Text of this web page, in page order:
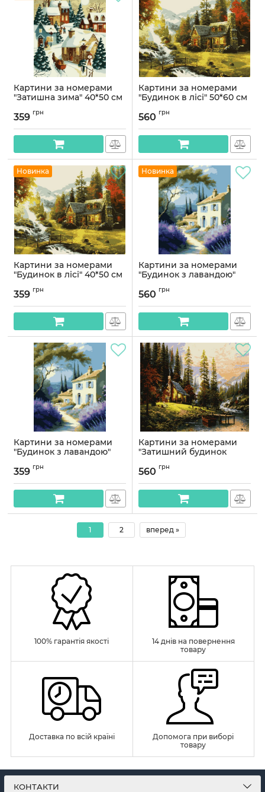
Картини за номерами
"Затишна зима" 40*50 см
359 грн
Картини за номерами
"Будинок в лісі" 50*60 см
560 грн
Новинка
Картини за номерами
"Будинок в лісі" 40*50 см
359 грн
Новинка
Картини за номерами
"Будинок з лавандою"
Артикул:
560 грн
Картини за номерами
"Будинок з лавандою"
Артикул:
359 грн
Картини за номерами
"Затишний будинок
Артикул:
560 грн
1 2 вперед »
100% гарантія якості
14 днів на повернення
товару
Доставка по всій країні
Допомога при виборі
товару
КОНТАКТИ